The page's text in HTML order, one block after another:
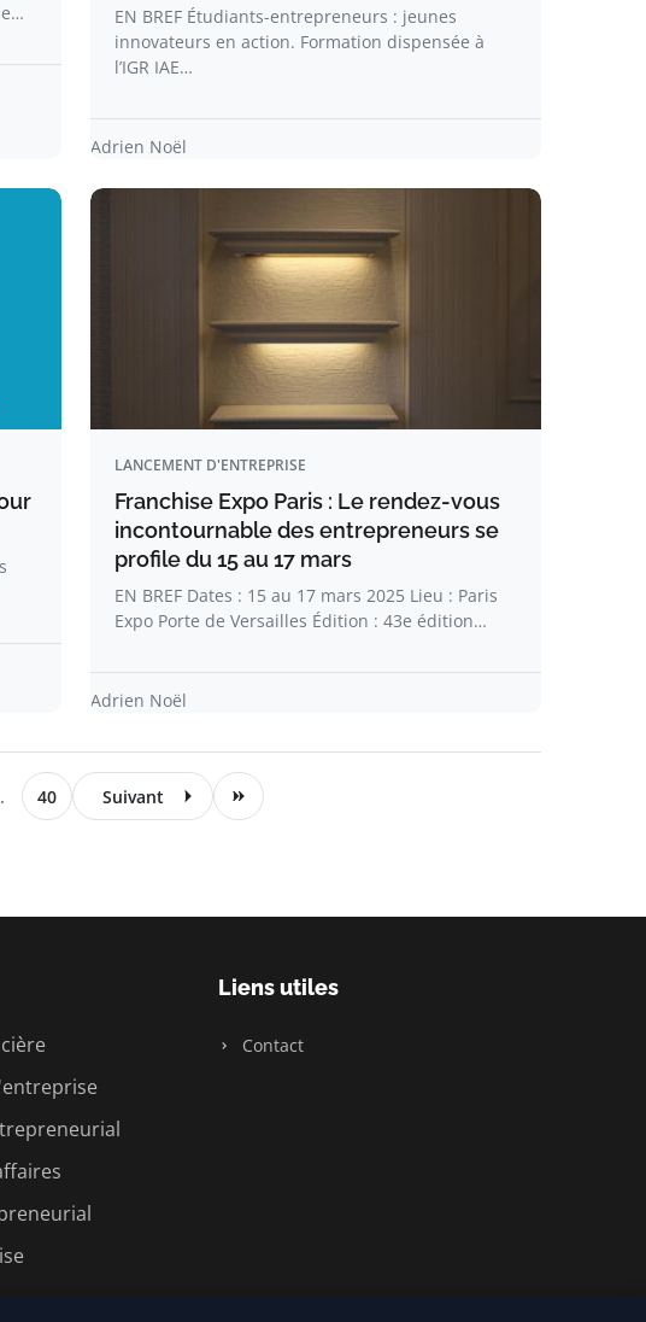
EN BREF Étudiants-entrepreneurs : jeunes
innovateurs en action. Formation dispensée à
l’IGR IAE…
Adrien Noël
LANCEMENT D'ENTREPRISE
Franchise Expo Paris : Le rendez-vous
incontournable des entrepreneurs se
profile du 15 au 17 mars
EN BREF Dates : 15 au 17 mars 2025 Lieu : Paris
Expo Porte de Versailles Édition : 43e édition…
Adrien Noël
40 Suivant
Liens utiles
Contact